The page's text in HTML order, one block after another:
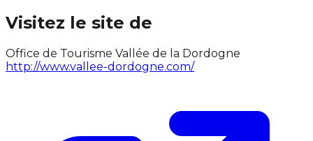
Visitez le site de
Office de Tourisme Vallée de la Dordogne
http://www.vallee-dordogne.com/